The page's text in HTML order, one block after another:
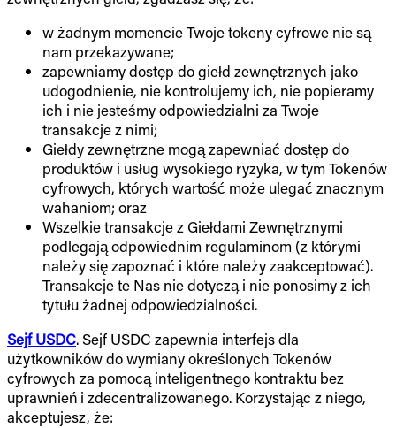
w żadnym momencie Twoje tokeny cyfrowe nie są
nam przekazywane;
zapewniamy dostęp do giełd zewnętrznych jako
udogodnienie, nie kontrolujemy ich, nie popieramy
ich i nie jesteśmy odpowiedzialni za Twoje
transakcje z nimi;
Giełdy zewnętrzne mogą zapewniać dostęp do
produktów i usług wysokiego ryzyka, w tym Tokenów
cyfrowych, których wartość może ulegać znacznym
wahaniom; oraz
Wszelkie transakcje z Giełdami Zewnętrznymi
podlegają odpowiednim regulaminom (z którymi
należy się zapoznać i które należy zaakceptować).
Transakcje te Nas nie dotyczą i nie ponosimy z ich
tytułu żadnej odpowiedzialności.
Sejf USDC. Sejf USDC zapewnia interfejs dla
użytkowników do wymiany określonych Tokenów
cyfrowych za pomocą inteligentnego kontraktu bez
uprawnień i zdecentralizowanego. Korzystając z niego,
akceptujesz, że: